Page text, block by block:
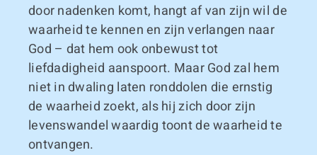
door nadenken komt, hangt af van zijn wil de
waarheid te kennen en zijn verlangen naar
God – dat hem ook onbewust tot
liefdadigheid aanspoort. Maar God zal hem
niet in dwaling laten ronddolen die ernstig
de waarheid zoekt, als hij zich door zijn
levenswandel waardig toont de waarheid te
ontvangen.